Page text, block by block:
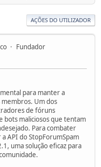
AÇÕES DO UTILIZADOR
Fundador
para manter a
membros. Um dos
de fóruns
bots maliciosos que tentam
Para combater
API do StopForumSpam
uma solução eficaz para